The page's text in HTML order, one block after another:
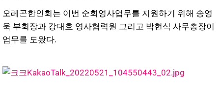
오레곤한인회는 이번 순회영사업무를 지원하기 위해 송영
욱 부회장과 강대호 영사협력원 그리고 박현식 사무총장이
업무를 도왔다.